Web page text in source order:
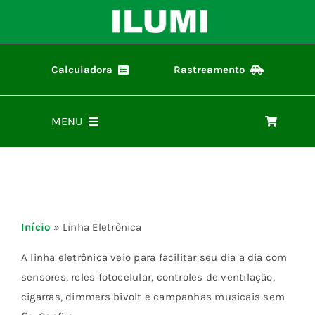
o
Calculadora Rastreamento
MENU
Representantes
Materiais
Início » Linha Eletrônica
A linha eletrônica veio para facilitar seu dia a dia com
sensores, reles fotocelular, controles de ventilação,
cigarras, dimmers bivolt e campanhas musicais sem